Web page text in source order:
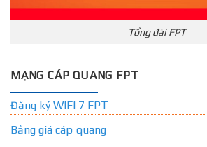
Tổng đài FPT
MẠNG CÁP QUANG FPT
Đăng ký WIFI 7 FPT
Bảng giá cáp quang